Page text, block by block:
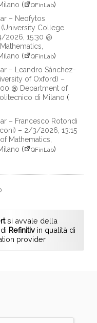
( QFinLab)
– Neofytos
College
2026, 15:30 @
( QFinLab)
– Leandro Sánchez-
of Oxford) –
@ Department of
di Milano (
– Francesco Rotondi
– 2/3/2026, 13:15
Mathematics,
( QFinLab)
si avvale della
Refinitivin qualità di
provider